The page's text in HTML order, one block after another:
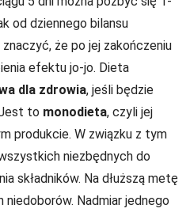
od dziennego bilansu
że po jej zakończeniu
efektu jo-jo. Dieta
dla zdrowia, jeśli będzie
to monodieta, czyli jej
produkcie. W związku z tym
niezbędnych do
składników. Na dłuższą metę
Nadmiar jednego